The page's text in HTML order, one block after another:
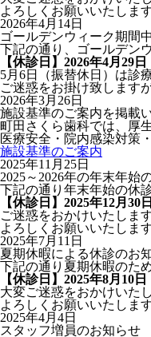
よろしくお願いいたします
2026年4月14日
ゴールデンウィーク期間
下記の通り、ゴールデン
【休診日】2026年4月29
5月6日（振替休日）は診
ご迷惑をお掛け致します
2026年3月26日
施設基準のご案内を掲載
町田さくら歯科では、厚
医療安全・院内感染対策
施設基準のご案内
2025年11月25日
2025～2026年の年末年始
下記の通り年末年始の休
【休診日】2025年12月30
ご迷惑をおかけいたしま
よろしくお願いいたしま
2025年7月11日
夏期休暇による休診のお
下記の通り夏期休暇のた
【休診日】2025年8月10
大変ご迷惑をおかけいた
よろしくお願いいたします
2025年4月4日
スタッフ増員のお知らせ